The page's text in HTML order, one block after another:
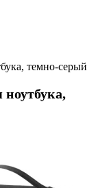
темно-серый